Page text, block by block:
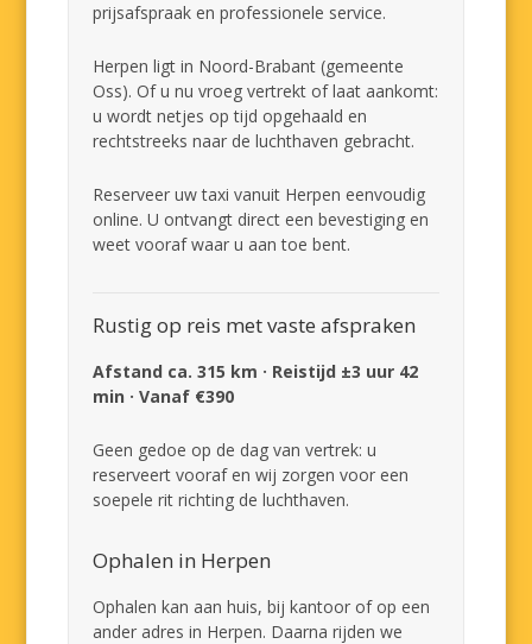
prijsafspraak en professionele service.
Herpen ligt in Noord-Brabant (gemeente
Oss). Of u nu vroeg vertrekt of laat aankomt:
u wordt netjes op tijd opgehaald en
rechtstreeks naar de luchthaven gebracht.
Reserveer uw taxi vanuit Herpen eenvoudig
online. U ontvangt direct een bevestiging en
weet vooraf waar u aan toe bent.
Rustig op reis met vaste afspraken
Afstand ca. 315 km · Reistijd ±3 uur 42
min · Vanaf €390
Geen gedoe op de dag van vertrek: u
reserveert vooraf en wij zorgen voor een
soepele rit richting de luchthaven.
Ophalen in Herpen
Ophalen kan aan huis, bij kantoor of op een
ander adres in Herpen. Daarna rijden we